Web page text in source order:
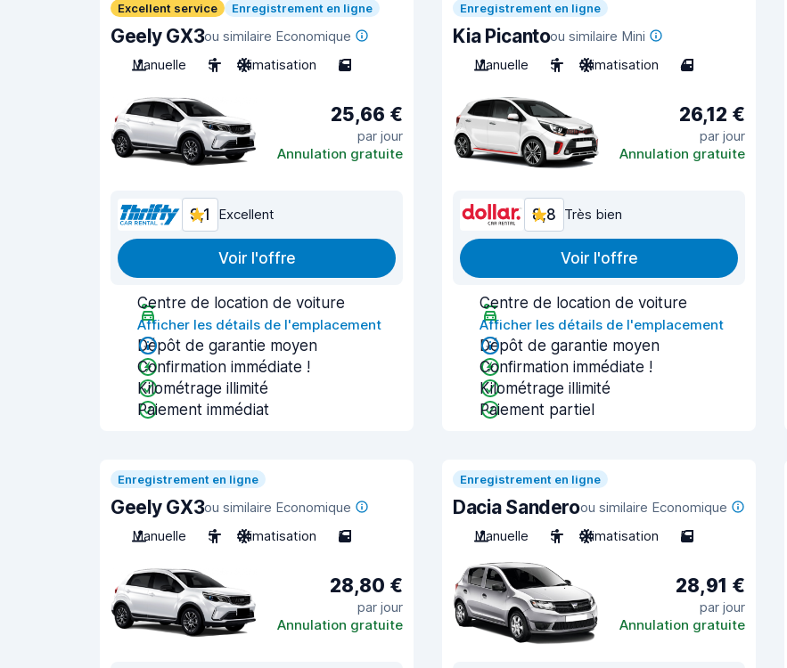
Excellent service Enregistrement en ligne
Geely GX3ou similaire Economique
Manuelle
5 Climatisation 5
25,66 €
par jour
Annulation gratuite
9,1 Excellent
Voir l'offre
Centre de location de voiture
Afficher les détails de l'emplacement
Dépôt de garantie moyen
Confirmation immédiate !
Kilométrage illimité
Paiement immédiat
Enregistrement en ligne
Kia Picantoou similaire Mini
Manuelle
5 Climatisation 4
26,12 €
par jour
Annulation gratuite
8,8 Très bien
Voir l'offre
Centre de location de voiture
Afficher les détails de l'emplacement
Dépôt de garantie moyen
Confirmation immédiate !
Kilométrage illimité
Paiement partiel
Enregistrement en ligne
Geely GX3ou similaire Economique
Manuelle
5 Climatisation 5
28,80 €
par jour
Annulation gratuite
Enregistrement en ligne
Dacia Sanderoou similaire Economique
Manuelle
5 Climatisation 5
28,91 €
par jour
Annulation gratuite